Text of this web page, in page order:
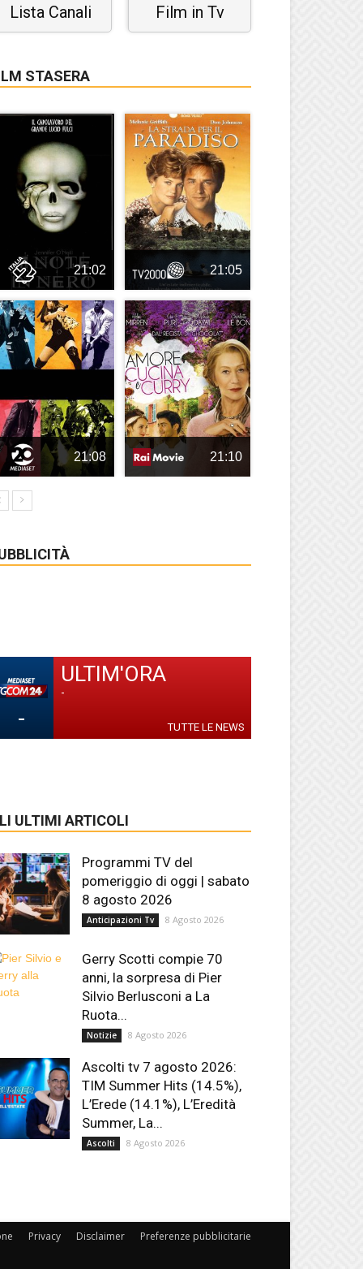
Lista Canali Film in Tv
STASERA
21:02 21:05
21:08 21:10
-
ULTIM'ORA
-
TUTTE LE NEWS
ULTIMI ARTICOLI
Programmi TV del
pomeriggio di oggi | sabato
8 agosto 2026
Anticipazioni Tv 8 Agosto 2026
Gerry Scotti compie 70
anni, la sorpresa di Pier
Silvio Berlusconi a La
Ruota...
Notizie 8 Agosto 2026
Ascolti tv 7 agosto 2026:
TIM Summer Hits (14.5%),
L’Erede (14.1%), L’Eredità
Summer, La...
Ascolti 8 Agosto 2026
Privacy Disclaimer Preferenze pubblicitarie